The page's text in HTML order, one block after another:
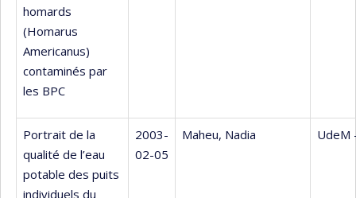
homards
(Homarus
Americanus)
contaminés par
les BPC
Portrait de la
qualité de l’eau
potable des puits
individuels du
2003-
02-05
Maheu, Nadia UdeM